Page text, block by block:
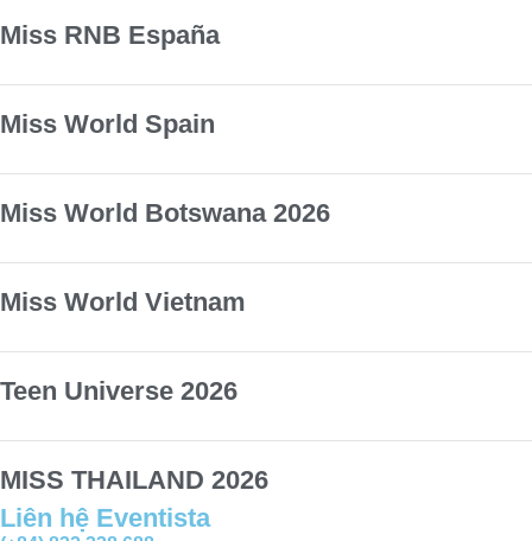
Miss RNB España
Miss World Spain
Miss World Botswana 2026
Miss World Vietnam
Teen Universe 2026
MISS THAILAND 2026
Liên hệ Eventista